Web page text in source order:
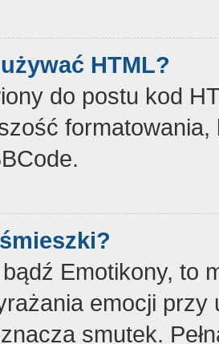
HTML?
do postu kod
Emotikony, to
emocji
smutek.